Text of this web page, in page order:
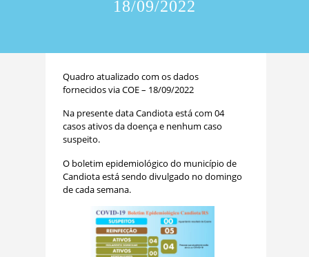
18/09/2022
Quadro atualizado com os dados
fornecidos via COE – 18/09/2022
Na presente data Candiota está com 04
casos ativos da doença e nenhum caso
suspeito.
O boletim epidemiológico do município de
Candiota está sendo divulgado no domingo
de cada semana.